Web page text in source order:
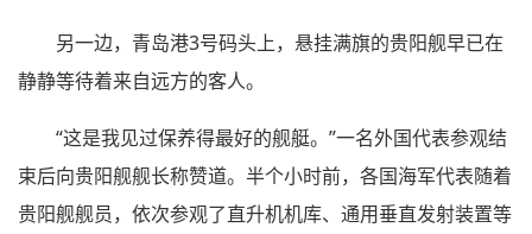
另一边，青岛港3号码头上，悬挂满旗的贵阳舰早已在
静静等待着来自远方的客人。
“这是我见过保养得最好的舰艇。”一名外国代表参观结
束后向贵阳舰舰长称赞道。半个小时前，各国海军代表随着
贵阳舰舰员，依次参观了直升机机库、通用垂直发射装置等